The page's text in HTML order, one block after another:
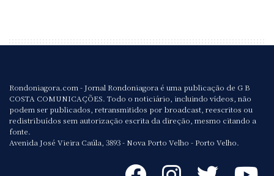
Rondoniagora.com - Jornal Rondoniagora é uma publicação de G B
COSTA COMUNICAÇÕES. Todo o noticiário, incluindo vídeos, não
podem ser publicados, retransmitidos por broadcast, reescritos ou
redistribuídos sem autorização escrita da direção, mesmo citando a
fonte.
Avenida José Vieira Caúla, 3893 - Nova Porto Velho - Porto Velho.